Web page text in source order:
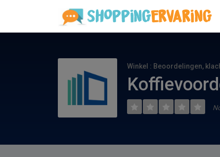
Winkel : Beoordelingen,